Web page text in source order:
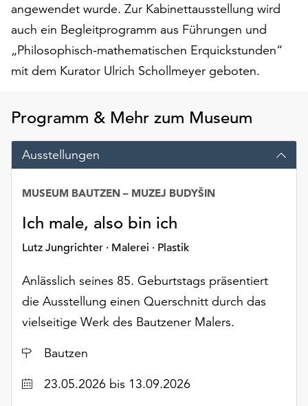
ohne
Ihr
Einverständnis
weiterhin
Möchten
Sie
die
verwendeten
Cookies
anpassen,
Sie
Einstellungen
die
Schaltfläche
„Auswählen“.
Informationen
Sie
angewendet wurde. Zur Kabinettausstellung wird
auch ein Begleitprogramm aus Führungen und
„Philosophisch-mathematischen Erquickstunden“
mit dem Kurator Ulrich Schollmeyer geboten.
Programm & Mehr zum Museum
Ausstellungen
Ich male, also bin ich
Lutz Jungrichter · Malerei · Plastik
MUSEUM BAUTZEN – MUZEJ BUDYŠIN
Anlässlich seines 85. Geburtstags präsentiert
die Ausstellung einen Querschnitt durch das
vielseitige Werk des Bautzener Malers.
Ort
Bautzen
Datum23.05.2026 bis 13.09.2026